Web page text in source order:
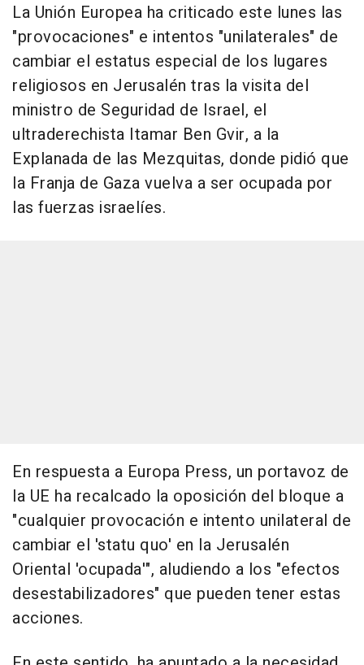
La Unión Europea ha criticado este lunes las
"provocaciones" e intentos "unilaterales" de
cambiar el estatus especial de los lugares
religiosos en Jerusalén tras la visita del
ministro de Seguridad de Israel, el
ultraderechista Itamar Ben Gvir, a la
Explanada de las Mezquitas, donde pidió que
la Franja de Gaza vuelva a ser ocupada por
las fuerzas israelíes.
En respuesta a Europa Press, un portavoz de
la UE ha recalcado la oposición del bloque a
"cualquier provocación e intento unilateral de
cambiar el 'statu quo' en la Jerusalén
Oriental 'ocupada'", aludiendo a los "efectos
desestabilizadores" que pueden tener estas
acciones.